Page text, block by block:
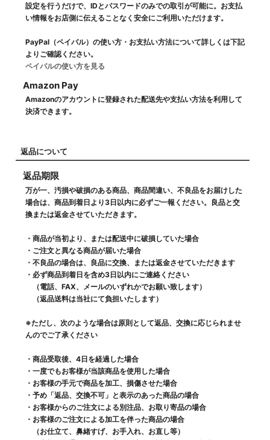
設定を行うだけで、IDとパスワードのみでの取引が可能に。お支払
い情報をお店側に伝えることなく安全にご利用いただけます。
PayPal（ペイパル）の使い方・お支払い方法について詳しくは下記
よりご確認ください。
ペイパルの使い方を見る
Amazon Pay
Amazonのアカウントに登録された配送先や支払い方法を利用して
決済できます。
返品について
返品期限
万が一、汚損や破損のある商品、商品間違い、不良品をお届けした
場合は、商品到着日より3日以内に必ずご一報ください。良品と交
換または返金させていただきます。
・商品が当初より、または配送中に破損していた場合
・ご注文と異なる商品が届いた場合
・不良品の場合は、良品に交換、または返金させていただきます
・必ず商品到着日を含め3日以内にご連絡ください
（電話、FAX、メールのいずれかでお願い致します）
（返品送料は当社にて負担いたします）
※ただし、次のような場合は原則として返品、交換に応じられませ
んのでご了承ください
・商品受取後、4日を経過した場合
・一度でもお客様が当該商品を使用した場合
・お客様の手元で商品を加工、損傷させた場合
・予め「返品、交換不可」と表示のあった商品の場合
・お客様からのご注文による別注品、お取り寄品の場合
・お客様のご注文による加工を伴った商品の場合
（お仕立て、鼻緒すげ、お手入れ、お直し等）